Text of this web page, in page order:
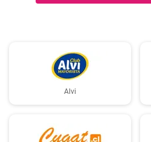
Alvi